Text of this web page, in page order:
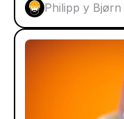
Philipp y Bjørn